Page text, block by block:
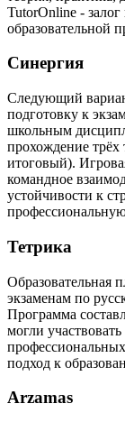
TutorOnline -
образовательной
Синергия
Следующий
подготовку к
школьным
прохождение трёх
итоговый).
командное
устойчивости к
Тетрика
Образовательная
экзаменам по
Программа
могли
подход к
Arzamas